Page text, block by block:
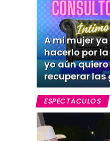
A mi mujer
hacerlo por
yo aún
recuperar las
ESPECTACULOS